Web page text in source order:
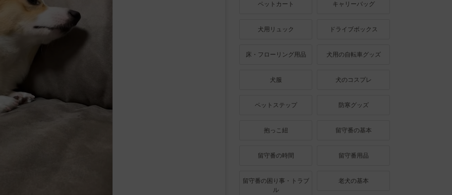
ペットカート キャリーバッグ
犬用リュック ドライブボックス
床・フローリング用品 犬用の自転車グッズ
犬服 犬のコスプレ
ペットステップ 防寒グッズ
抱っこ紐 留守番の基本
留守番の時間 留守番用品
留守番の困り事・トラブ
ル
老犬の基本